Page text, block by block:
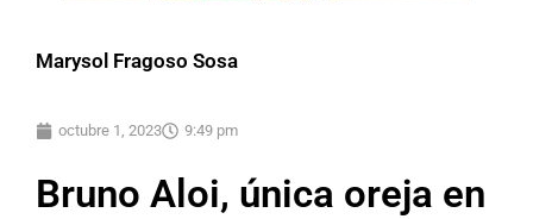
Marysol Fragoso Sosa
octubre 1, 2023 9:49 pm
Bruno Aloi, única oreja en